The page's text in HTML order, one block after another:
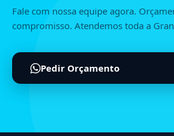
Fale com nossa equipe agora.
compromisso. Atendemos toda a
Pedir Orçamento